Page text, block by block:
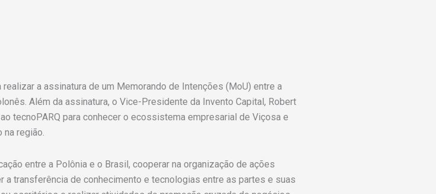
a assinatura de um Memorando de Intenções (MoU) entre a
Além da assinatura, o Vice-Presidente da Invento Capital, Robert
tecnoPARQ para conhecer o ecossistema empresarial de Viçosa e
na região.
entre a Polônia e o Brasil, cooperar na organização de ações
transferência de conhecimento e tecnologias entre as partes e suas